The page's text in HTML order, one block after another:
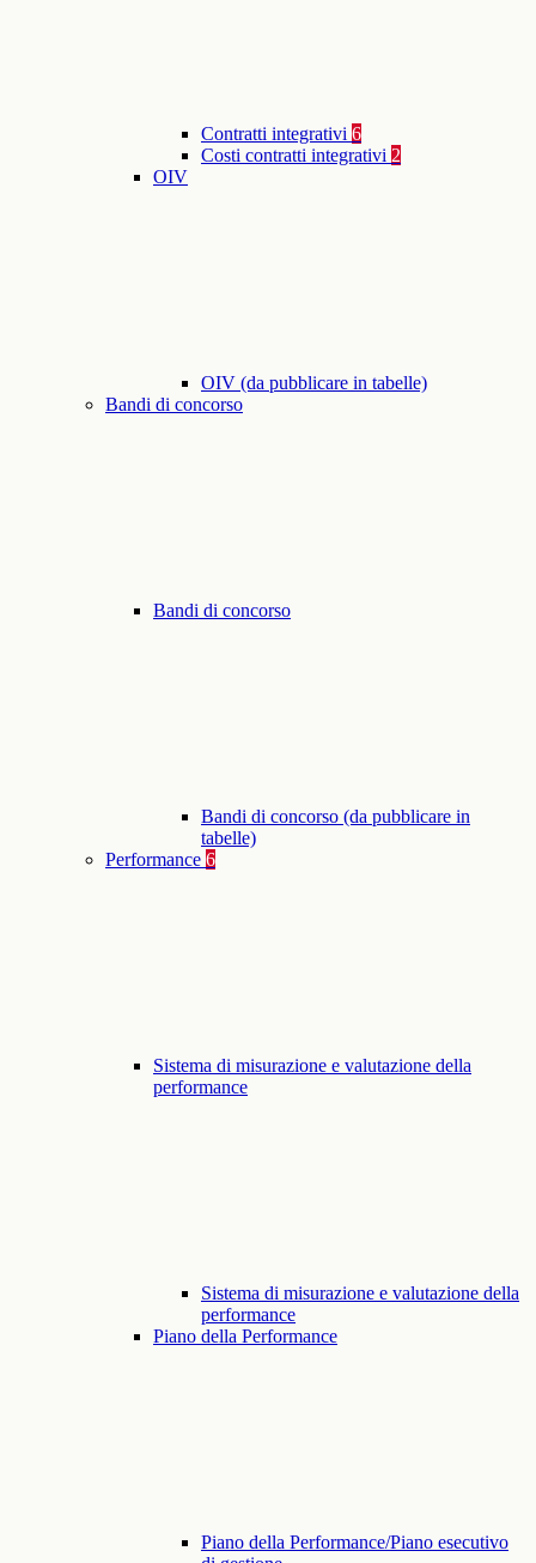
Contratti integrativi 6
Costi contratti integrativi 2
OIV
OIV (da pubblicare in tabelle)
Bandi di concorso
Bandi di concorso
Bandi di concorso (da pubblicare in
tabelle)
Performance 6
Sistema di misurazione e valutazione della
performance
Sistema di misurazione e valutazione della
performance
Piano della Performance
Piano della Performance/Piano esecutivo